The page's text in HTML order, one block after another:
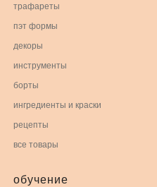
трафареты
пэт формы
декоры
инструменты
борты
ингредиенты и краски
рецепты
все товары
обучение